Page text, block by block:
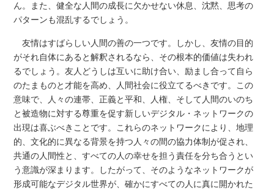
ん。また、健全な人間の成長に欠かせない休息、沈黙、思考の
パターンも混乱するでしょう。
友情はすばらしい人間の善の一つです。しかし、友情の目的
がそれ自体にあると解釈されるなら、その根本的価値は失われ
るでしょう。友人どうしは互いに助け合い、励まし合って自ら
のたまものと才能を高め、人間社会に役立てるべきです。この
意味で、人々の連帯、正義と平和、人権、そして人間のいのち
と被造物に対する尊重を促す新しいデジタル・ネットワークの
出現は喜ぶべきことです。これらのネットワークにより、地理
的、文化的に異なる背景を持つ人々の間の協力体制が促され、
共通の人間性と、すべての人の幸せを担う責任を分ち合うとい
う意識が深まります。したがって、そのようなネットワークが
形成可能なデジタル世界が、確かにすべての人に真に開かれた